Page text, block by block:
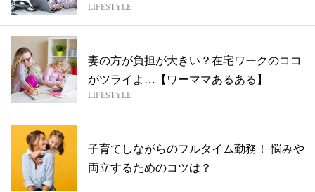
意識...
LIFESTYLE
妻の方が負担が大きい？在宅ワークのココ
がツライよ…【ワーママあるある】
LIFESTYLE
子育てしながらのフルタイム勤務！ 悩みや
両立するためのコツは？